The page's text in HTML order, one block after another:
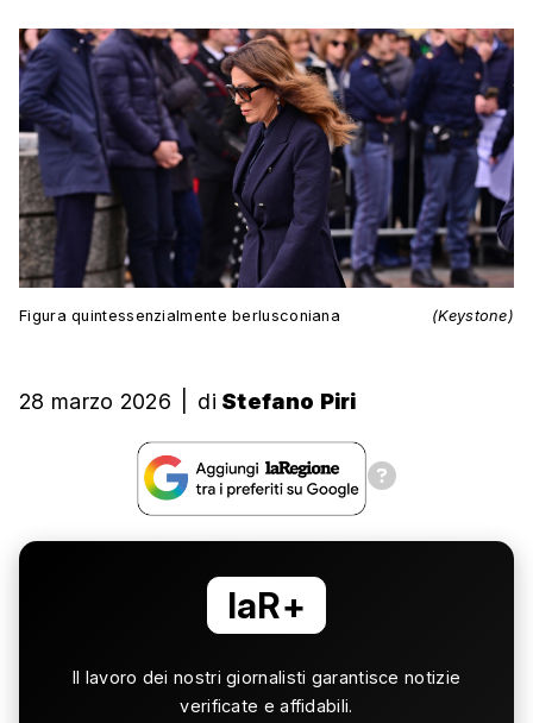
Figura quintessenzialmente berlusconiana (Keystone)
28 marzo 2026 di Stefano Piri
laR+
Il lavoro dei nostri giornalisti garantisce notizie
verificate e affidabili.